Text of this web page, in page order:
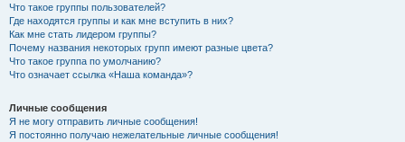
Что такое группы пользователей?
Где находятся группы и как мне вступить в них?
Как мне стать лидером группы?
Почему названия некоторых групп имеют разные цвета?
Что такое группа по умолчанию?
Что означает ссылка «Наша команда»?
Личные сообщения
Я не могу отправить личные сообщения!
Я постоянно получаю нежелательные личные сообщения!